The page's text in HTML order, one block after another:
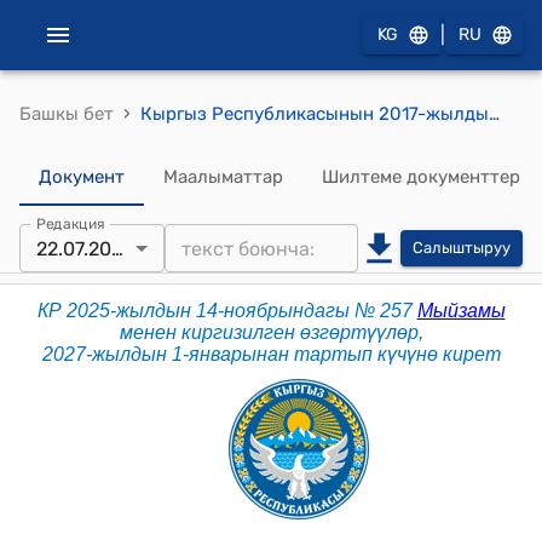
KG RU
Башкы бет › Кыргыз Республикасынын 2017-жылдын 25-январындагы № 14 "Кыргыз Республикасынын Жарандык процесстик кодекси" Кодекси
Документ Маалыматтар Шилтеме документтер
Редакция
22.07.2026 Салыштыруу